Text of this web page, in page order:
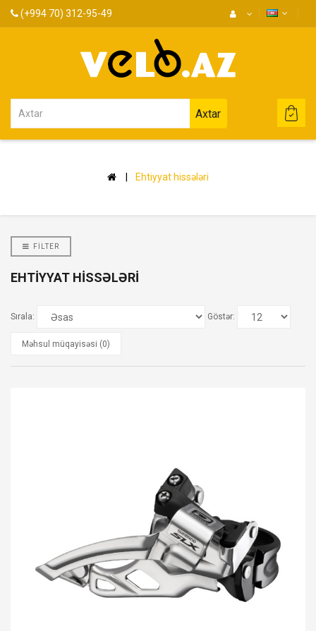
(+994 70) 312-95-49
Axtar
Ehtiyyat hissələri
FILTER
EHTIYYAT HISSƏLƏRI
Sırala: Göstər:
Məhsul müqayisəsi (0)